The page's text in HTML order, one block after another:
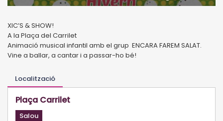
XIC’S & SHOW!
A la Plaça del Carrilet
Animació musical infantil amb el grup ENCARA FAREM SALAT.
Vine a ballar, a cantar i a passar-ho bé!
Localització
Plaça Carrilet
Salou